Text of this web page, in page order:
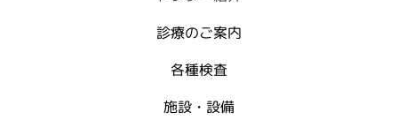
診療のご案内
各種検査
施設・設備